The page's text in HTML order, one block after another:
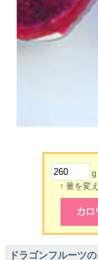
g
↑ 量を変
ドラゴンフルーツ